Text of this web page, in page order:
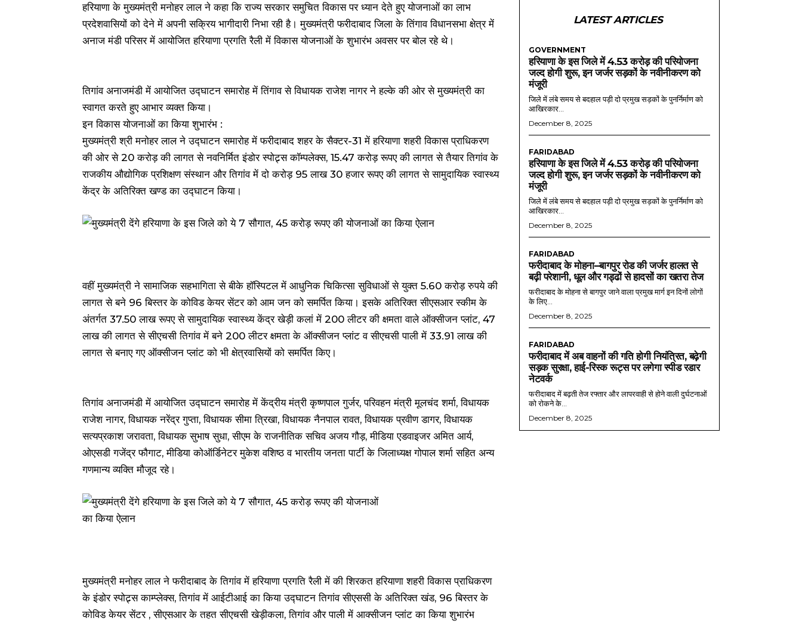
हरियाणा के मुख्यमंत्री मनोहर लाल ने कहा कि राज्य सरकार समुचित विकास पर ध्यान देते हुए योजनाओं का लाभ
प्रदेशवासियों को देने में अपनी सक्रिय भागीदारी निभा रही है। मुख्यमंत्री फरीदाबाद जिला के तिंगाव विधानसभा क्षेत्र में
अनाज मंडी परिसर में आयोजित हरियाणा प्रगति रैली में विकास योजनाओं के शुभारंभ अवसर पर बोल रहे थे।
तिगांव अनाजमंडी में आयोजित उद्घाटन समारोह में तिंगाव से विधायक राजेश नागर ने हल्के की ओर से मुख्यमंत्री का
स्वागत करते हुए आभार व्यक्त किया।
इन विकास योजनाओं का किया शुभारंभ :
मुख्यमंत्री श्री मनोहर लाल ने उद्घाटन समारोह में फरीदाबाद शहर के सैक्टर-31 में हरियाणा शहरी विकास प्राधिकरण
की ओर से 20 करोड़ की लागत से नवनिर्मित इंडोर स्पोट्र्स कॉम्पलेक्स, 15.47 करोड़ रूपए की लागत से तैयार तिगांव के
राजकीय औद्योगिक प्रशिक्षण संस्थान और तिगांव में दो करोड़ 95 लाख 30 हजार रूपए की लागत से सामुदायिक स्वास्थ्य
केंद्र के अतिरिक्त खण्ड का उद्घाटन किया।
वहीं मुख्यमंत्री ने सामाजिक सहभागिता से बीके हॉस्पिटल में आधुनिक चिकित्सा सुविधाओं से युक्त 5.60 करोड़ रुपये की
लागत से बने 96 बिस्तर के कोविड केयर सेंटर को आम जन को समर्पित किया। इसके अतिरिक्त सीएसआर स्कीम के
अंतर्गत 37.50 लाख रूपए से सामुदायिक स्वास्थ्य केंद्र खेड़ी कलां में 200 लीटर की क्षमता वाले ऑक्सीजन प्लांट, 47
लाख की लागत से सीएचसी तिगांव में बने 200 लीटर क्षमता के ऑक्सीजन प्लांट व सीएचसी पाली में 33.91 लाख की
लागत से बनाए गए ऑक्सीजन प्लांट को भी क्षेत्रवासियों को समर्पित किए।
तिगांव अनाजमंडी में आयोजित उद्घाटन समारोह में केंद्रीय मंत्री कृष्णपाल गुर्जर, परिवहन मंत्री मूलचंद शर्मा, विधायक
राजेश नागर, विधायक नरेंद्र गुप्ता, विधायक सीमा त्रिखा, विधायक नैनपाल रावत, विधायक प्रवीण डागर, विधायक
सत्यप्रकाश जरावता, विधायक सुभाष सुधा, सीएम के राजनीतिक सचिव अजय गौड़, मीडिया एडवाइजर अमित आर्य,
ओएसडी गजेंद्र फौगाट, मीडिया कोऑर्डिनेटर मुकेश वशिष्ठ व भारतीय जनता पार्टी के जिलाध्यक्ष गोपाल शर्मा सहित अन्य
गणमान्य व्यक्ति मौजूद रहे।
मुख्यमंत्री मनोहर लाल ने फरीदाबाद के तिगांव में हरियाणा प्रगति रैली में की शिरकत हरियाणा शहरी विकास प्राधिकरण
के इंडोर स्पोट्र्स काम्प्लेक्स, तिगांव में आईटीआई का किया उद्घाटन तिगांव सीएससी के अतिरिक्त खंड, 96 बिस्तर के
कोविड केयर सेंटर , सीएसआर के तहत सीएचसी खेड़ीकला, तिगांव और पाली में आक्सीजन प्लांट का किया शुभारंभ
LATEST ARTICLES
GOVERNMENT
हरियाणा के इस जिले में 4.53 करोड़ की परियोजना
जल्द होगी शुरू, इन जर्जर सड़कों के नवीनीकरण को
मंजूरी
जिले में लंबे समय से बदहाल पड़ी दो प्रमुख सड़कों के पुनर्निर्माण को
आखिरकार...
December 8, 2025
FARIDABAD
हरियाणा के इस जिले में 4.53 करोड़ की परियोजना
जल्द होगी शुरू, इन जर्जर सड़कों के नवीनीकरण को
मंजूरी
जिले में लंबे समय से बदहाल पड़ी दो प्रमुख सड़कों के पुनर्निर्माण को
आखिरकार...
December 8, 2025
FARIDABAD
फरीदाबाद के मोहना–बागपुर रोड की जर्जर हालत से
बढ़ी परेशानी, धूल और गड्ढों से हादसों का खतरा तेज
फरीदाबाद के मोहना से बागपुर जाने वाला प्रमुख मार्ग इन दिनों लोगों
के लिए...
December 8, 2025
FARIDABAD
फरीदाबाद में अब वाहनों की गति होगी नियंत्रित, बढ़ेगी
सड़क सुरक्षा, हाई-रिस्क रूट्स पर लगेगा स्पीड रडार
नेटवर्क
फरीदाबाद में बढ़ती तेज रफ्तार और लापरवाही से होने वाली दुर्घटनाओं
को रोकने के...
December 8, 2025